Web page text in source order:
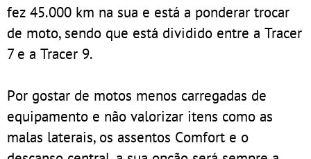
fez 45.000 km na sua e está a ponderar trocar
de moto, sendo que está dividido entre a Tracer
7 e a Tracer 9.
Por gostar de motos menos carregadas de
equipamento e não valorizar itens como as
malas laterais, os assentos Comfort e o